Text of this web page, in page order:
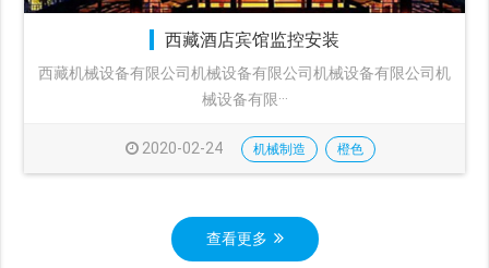
西藏酒店宾馆监控安装
西藏机械设备有限公司机械设备有限公司机械设备有限公司机
械设备有限···
2020-02-24 机械制造 橙色
查看更多